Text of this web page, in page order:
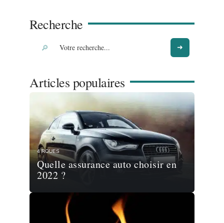
Recherche
Articles populaires
4 ROUES
Quelle assurance auto choisir en
2022 ?